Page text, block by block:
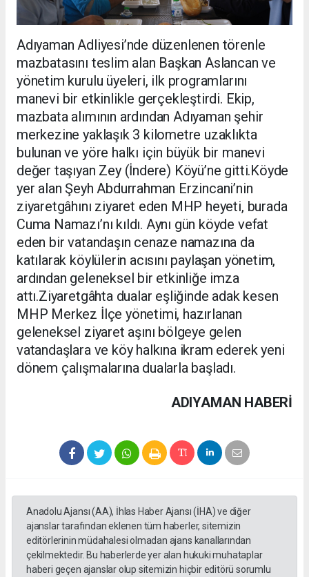
Adıyaman Adliyesi’nde düzenlenen törenle
mazbatasını teslim alan Başkan Aslancan ve
yönetim kurulu üyeleri, ilk programlarını
manevi bir etkinlikle gerçekleştirdi. Ekip,
mazbata alımının ardından Adıyaman şehir
merkezine yaklaşık 3 kilometre uzaklıkta
bulunan ve yöre halkı için büyük bir manevi
değer taşıyan Zey (İndere) Köyü’ne gitti.Köyde
yer alan Şeyh Abdurrahman Erzincani’nin
ziyaretgâhını ziyaret eden MHP heyeti, burada
Cuma Namazı’nı kıldı. Aynı gün köyde vefat
eden bir vatandaşın cenaze namazına da
katılarak köylülerin acısını paylaşan yönetim,
ardından geleneksel bir etkinliğe imza
attı.Ziyaretgâhta dualar eşliğinde adak kesen
MHP Merkez İlçe yönetimi, hazırlanan
geleneksel ziyaret aşını bölgeye gelen
vatandaşlara ve köy halkına ikram ederek yeni
dönem çalışmalarına dualarla başladı.
ADIYAMAN HABERİ
Anadolu Ajansı (AA), İhlas Haber Ajansı (İHA) ve diğer
ajanslar tarafından eklenen tüm haberler, sitemizin
editörlerinin müdahalesi olmadan ajans kanallarından
çekilmektedir. Bu haberlerde yer alan hukuki muhataplar
haberi geçen ajanslar olup sitemizin hiçbir editörü sorumlu